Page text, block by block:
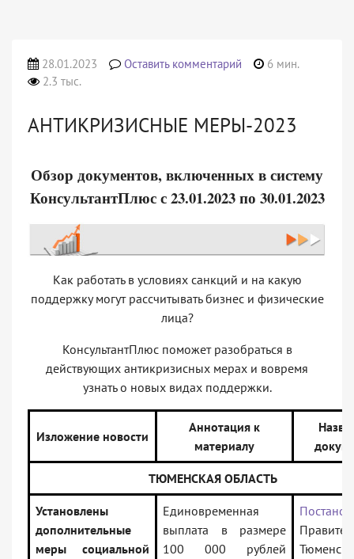
28.01.2023 Оставить комментарий
6 мин.
2.3 тыс.
АНТИКРИЗИСНЫЕ МЕРЫ-2023
Обзор документов, включенных в систему
КонсультантПлюс с 23.01.2023 по 30.01.2023
Как работать в условиях санкций и на какую
поддержку могут рассчитывать бизнес и физические
лица?
КонсультантПлюс поможет разобраться в
действующих антикризисных мерах и вовремя
узнать о новых видах поддержки.
Изложение новости
Аннотация к
материалу
ТЮМЕНСКАЯ ОБЛАСТЬ
Установлены
дополнительные
меры социальной
Единовременная
выплата в размере
100 000 рублей